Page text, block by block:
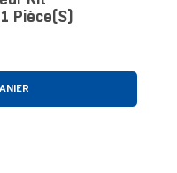
Pièce(s)